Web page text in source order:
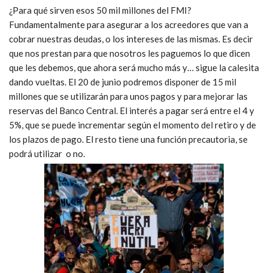
¿Para qué sirven esos 50 mil millones del FMI?
Fundamentalmente para asegurar a los acreedores que van a
cobrar nuestras deudas, o los intereses de las mismas. Es decir
que nos prestan para que nosotros les paguemos lo que dicen
que les debemos, que ahora será mucho más y… sigue la calesita
dando vueltas. El 20 de junio podremos disponer de 15 mil
millones que se utilizarán para unos pagos y para mejorar las
reservas del Banco Central. El interés a pagar será entre el 4 y
5%, que se puede incrementar según el momento del retiro y de
los plazos de pago. El resto tiene una función precautoria, se
podrá utilizar o no.